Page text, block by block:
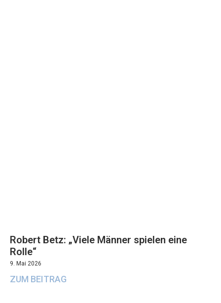
Robert Betz: „Viele Männer spielen eine
Rolle“
9. Mai 2026
ZUM BEITRAG